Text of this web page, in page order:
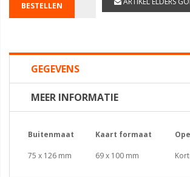
BESTELLEN
GEGEVENS
MEER INFORMATIE
Buitenmaat Kaart formaat
75 x 126 mm 69 x 100 mm